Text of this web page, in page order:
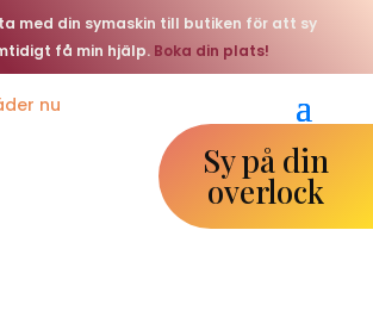
med din symaskin till butiken för att sy
få min hjälp. Boka din plats!
Sy på din
overlock